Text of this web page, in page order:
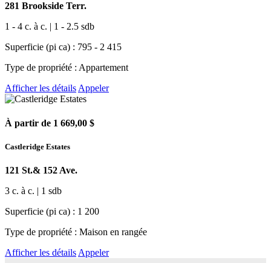
281 Brookside Terr.
1 - 4 c. à c. | 1 - 2.5 sdb
Superficie (pi ca) : 795 - 2 415
Type de propriété : Appartement
Afficher les détailsAppeler
À partir de 1 669,00 $
Castleridge Estates
121 St.& 152 Ave.
3 c. à c. | 1 sdb
Superficie (pi ca) : 1 200
Type de propriété : Maison en rangée
Afficher les détails Appeler